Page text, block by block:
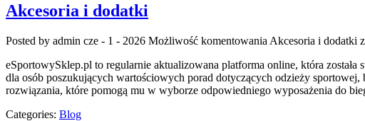
Akcesoria i dodatki
Posted by admin cze - 1 - 2026 Możliwość komentowania Akcesoria i dodatki
eSportowySklep.pl to regularnie aktualizowana platforma online, która
dla osób poszukujących wartościowych porad dotyczących odzieży
rozwiązania, które pomogą mu w wyborze odpowiedniego wyposażenia do
Categories: Blog